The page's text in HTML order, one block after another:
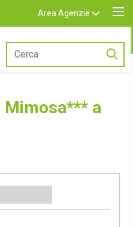
Area Agenzie
Mimosa*** a